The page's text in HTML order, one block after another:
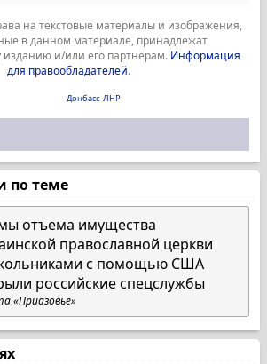
на текстовые материалы и изображения,
в данном материале, принадлежат
и/или его партнерам. Информация
для правообладателей.
Донбасс ЛНР
по теме
отъема имущества
православной церкви
с помощью США
российские спецслужбы
«Приазовье»